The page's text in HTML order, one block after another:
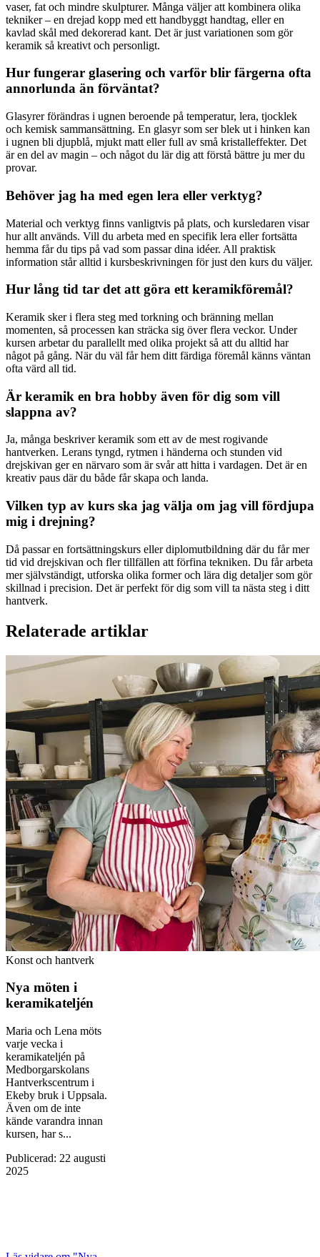
vaser, fat och mindre skulpturer. Många väljer att kombinera olika
tekniker – en drejad kopp med ett handbyggt handtag, eller en
kavlad skål med dekorerad kant. Det är just variationen som gör
keramik så kreativt och personligt.
Hur fungerar glasering och varför blir färgerna ofta
annorlunda än förväntat?
Glasyrer förändras i ugnen beroende på temperatur, lera, tjocklek
och kemisk sammansättning. En glasyr som ser blek ut i hinken kan
i ugnen bli djupblå, mjukt matt eller full av små kristalleffekter. Det
är en del av magin – och något du lär dig att förstå bättre ju mer du
provar.
Behöver jag ha med egen lera eller verktyg?
Material och verktyg finns vanligtvis på plats, och kursledaren visar
hur allt används. Vill du arbeta med en specifik lera eller fortsätta
hemma får du tips på vad som passar dina idéer. All praktisk
information står alltid i kursbeskrivningen för just den kurs du väljer.
Hur lång tid tar det att göra ett keramikföremål?
Keramik sker i flera steg med torkning och bränning mellan
momenten, så processen kan sträcka sig över flera veckor. Under
kursen arbetar du parallellt med olika projekt så att du alltid har
något på gång. När du väl får hem ditt färdiga föremål känns väntan
ofta värd all tid.
Är keramik en bra hobby även för dig som vill
slappna av?
Ja, många beskriver keramik som ett av de mest rogivande
hantverken. Lerans tyngd, rytmen i händerna och stunden vid
drejskivan ger en närvaro som är svår att hitta i vardagen. Det är en
kreativ paus där du både får skapa och landa.
Vilken typ av kurs ska jag välja om jag vill fördjupa
mig i drejning?
Då passar en fortsättningskurs eller diplomutbildning där du får mer
tid vid drejskivan och fler tillfällen att förfina tekniken. Du får arbeta
mer självständigt, utforska olika former och lära dig detaljer som gör
skillnad i precision. Det är perfekt för dig som vill ta nästa steg i ditt
hantverk.
Relaterade artiklar
Konst och hantverk
Nya möten i
keramikateljén
Maria och Lena möts
varje vecka i
keramikateljén på
Medborgarskolans
Hantverkscentrum i
Ekeby bruk i Uppsala.
Även om de inte
kände varandra innan
kursen, har s...
Publicerad: 22 augusti
2025